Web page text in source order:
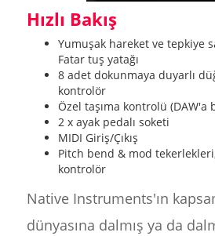
Hızlı Bakış
Yumuşak hareket ve tepkiye
Fatar tuş yatağı
8 adet dokunmaya duyarlı
kontrolör
Özel taşıma kontrolü (DAW'a
2 x ayak pedalı soketi
MIDI Giriş/Çıkış
Pitch bend & mod
kontrolör
Native Instruments'ın
dünyasına dalmış ya da